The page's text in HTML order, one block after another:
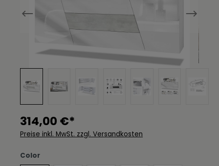
314,00 €*
Preise inkl. MwSt. zzgl. Versandkosten
Colorauswählen